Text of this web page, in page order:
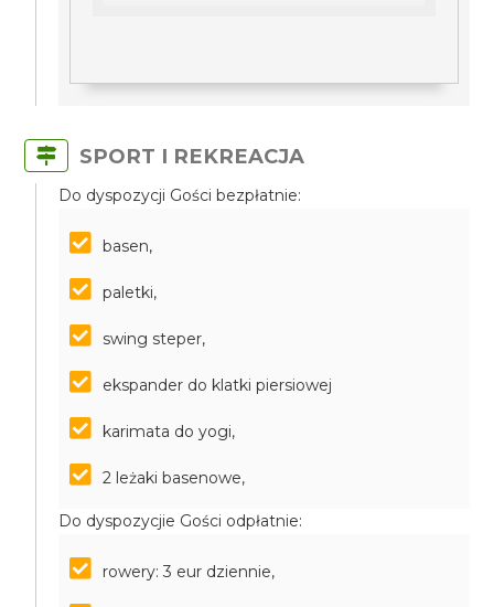
SPORT I REKREACJA
Do dyspozycji Gości bezpłatnie:
basen,
paletki,
swing steper,
ekspander do klatki piersiowej
karimata do yogi,
2 leżaki basenowe,
Do dyspozycjie Gości odpłatnie:
rowery: 3 eur dziennie,